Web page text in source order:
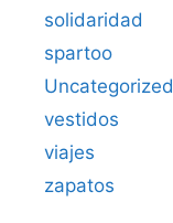
solidaridad
spartoo
Uncategorized
vestidos
viajes
zapatos